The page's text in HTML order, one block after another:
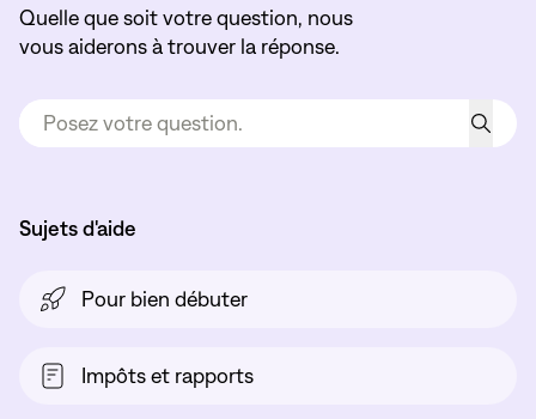
Quelle que soit votre question, nous
vous aiderons à trouver la réponse.
Sujets d'aide
Pour bien débuter
Impôts et rapports